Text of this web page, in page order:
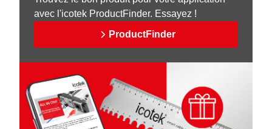
avec l'icotek ProductFinder. Essayez !
ProductFinder